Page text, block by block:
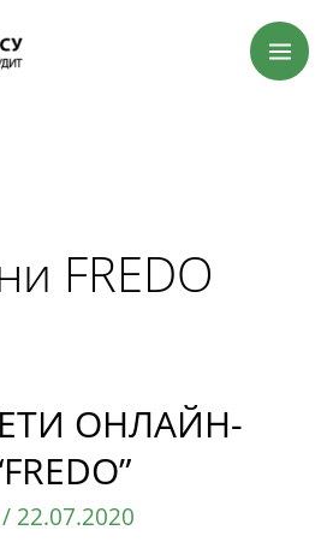
FREDO
ОНЛАЙН-
/ 22.07.2020